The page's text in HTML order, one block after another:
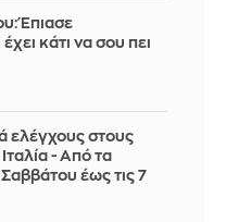
Έπιασε
κάτι να σου πει
ελέγχους στους
- Από τα
έως τις 7